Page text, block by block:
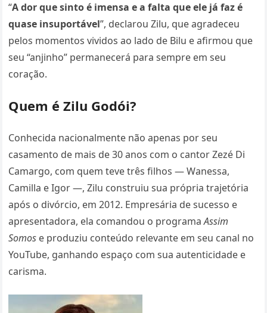
“A dor que sinto é imensa e a falta que ele já faz é
quase insuportável”, declarou Zilu, que agradeceu
pelos momentos vividos ao lado de Bilu e afirmou que
seu “anjinho” permanecerá para sempre em seu
coração.
Quem é Zilu Godói?
Conhecida nacionalmente não apenas por seu
casamento de mais de 30 anos com o cantor Zezé Di
Camargo, com quem teve três filhos — Wanessa,
Camilla e Igor —, Zilu construiu sua própria trajetória
após o divórcio, em 2012. Empresária de sucesso e
apresentadora, ela comandou o programaAssim
Somos e produziu conteúdo relevante em seu canal no
YouTube, ganhando espaço com sua autenticidade e
carisma.